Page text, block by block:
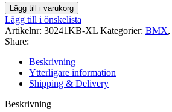
Handske
Index
Air
Adjustable
Blue
Lägg till i varukorg
Lägg till i önskelista
Artikelnr: 30241KB-XL Kategorier: BMX,
Share:
Beskrivning
Ytterligare information
Shipping & Delivery
Beskrivning